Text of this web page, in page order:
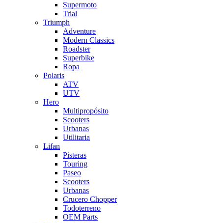
Supermoto
Trial
Triumph
Adventure
Modern Classics
Roadster
Superbike
Ropa
Polaris
ATV
UTV
Hero
Multipropósito
Scooters
Urbanas
Utilitaria
Lifan
Pisteras
Touring
Paseo
Scooters
Urbanas
Crucero Chopper
Todoterreno
OEM Parts